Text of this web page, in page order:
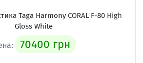
Taga Harmony CORAL F-80 High
Gloss White
70400 грн